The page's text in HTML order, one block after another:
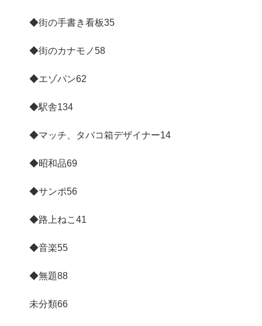
◆街の手書き看板35
◆街のカナモノ58
◆エゾパン62
◆駅舎134
◆マッチ、タバコ箱デザイナー14
◆昭和品69
◆サンポ56
◆路上ねこ 41
◆音楽55
◆無題88
未分類66